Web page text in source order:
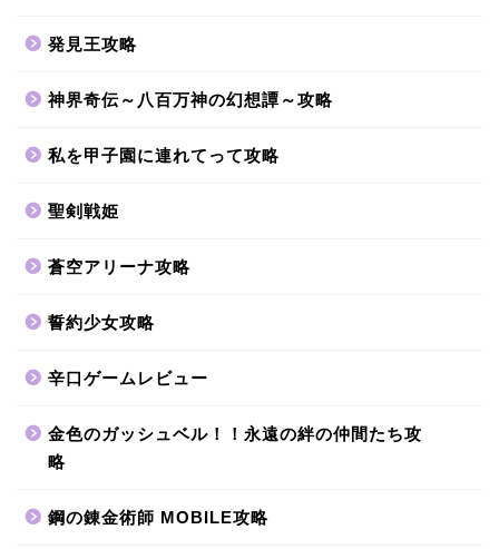
発見王攻略
神界奇伝～八百万神の幻想譚～攻略
私を甲子園に連れてって攻略
聖剣戦姫
蒼空アリーナ攻略
誓約少女攻略
辛口ゲームレビュー
金色のガッシュベル！！永遠の絆の仲間たち攻
略
鋼の錬金術師 MOBILE攻略